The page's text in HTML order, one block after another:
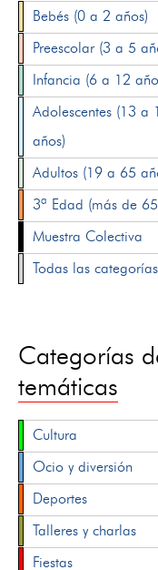
Bebés (0 a 2 años)
Preescolar (3 a 5
Infancia (6 a 12
Adolescentes (13 a
años)
Adultos (19 a 65
3ª Edad (más de
Muestra Colectiva
Todas las
Categorías
temáticas
Cultura
Ocio y diversión
Deportes
Talleres y charlas
Fiestas